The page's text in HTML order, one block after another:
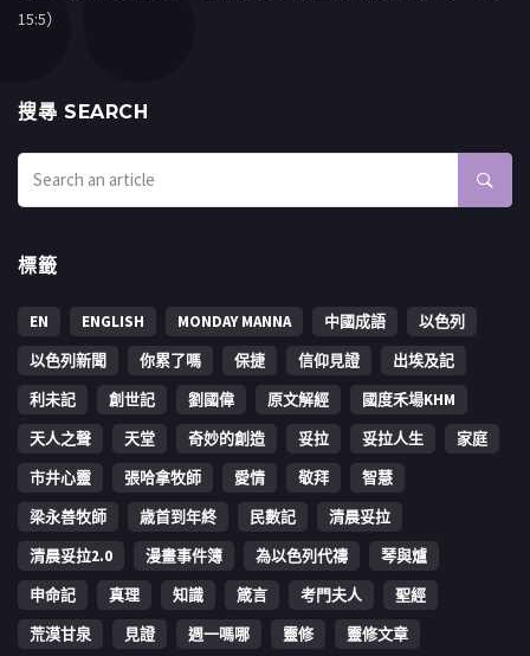
15:5）
搜㝷 SEARCH
標籤
EN ENGLISH MONDAY MANNA 中國成語
以色列
以色列新聞
你累了嗎 保捷 信仰見證
出埃及記
利未記
創世記 劉國偉 原文解經
國度禾場KHM
天人之聲
天堂 奇妙的創造 妥拉 妥拉人生
家庭
市井心靈
張哈拿牧師 愛情 敬拜
智慧
梁永善牧師
歳首到年終 民數記
清晨妥拉
清晨妥拉2.0
漫畫事件簿 為以色列代禱
琴與爐
申命記
真理 知識 箴言 考門夫人
聖經
荒漠甘泉
見證 週一嗎哪 靈修 靈修文章